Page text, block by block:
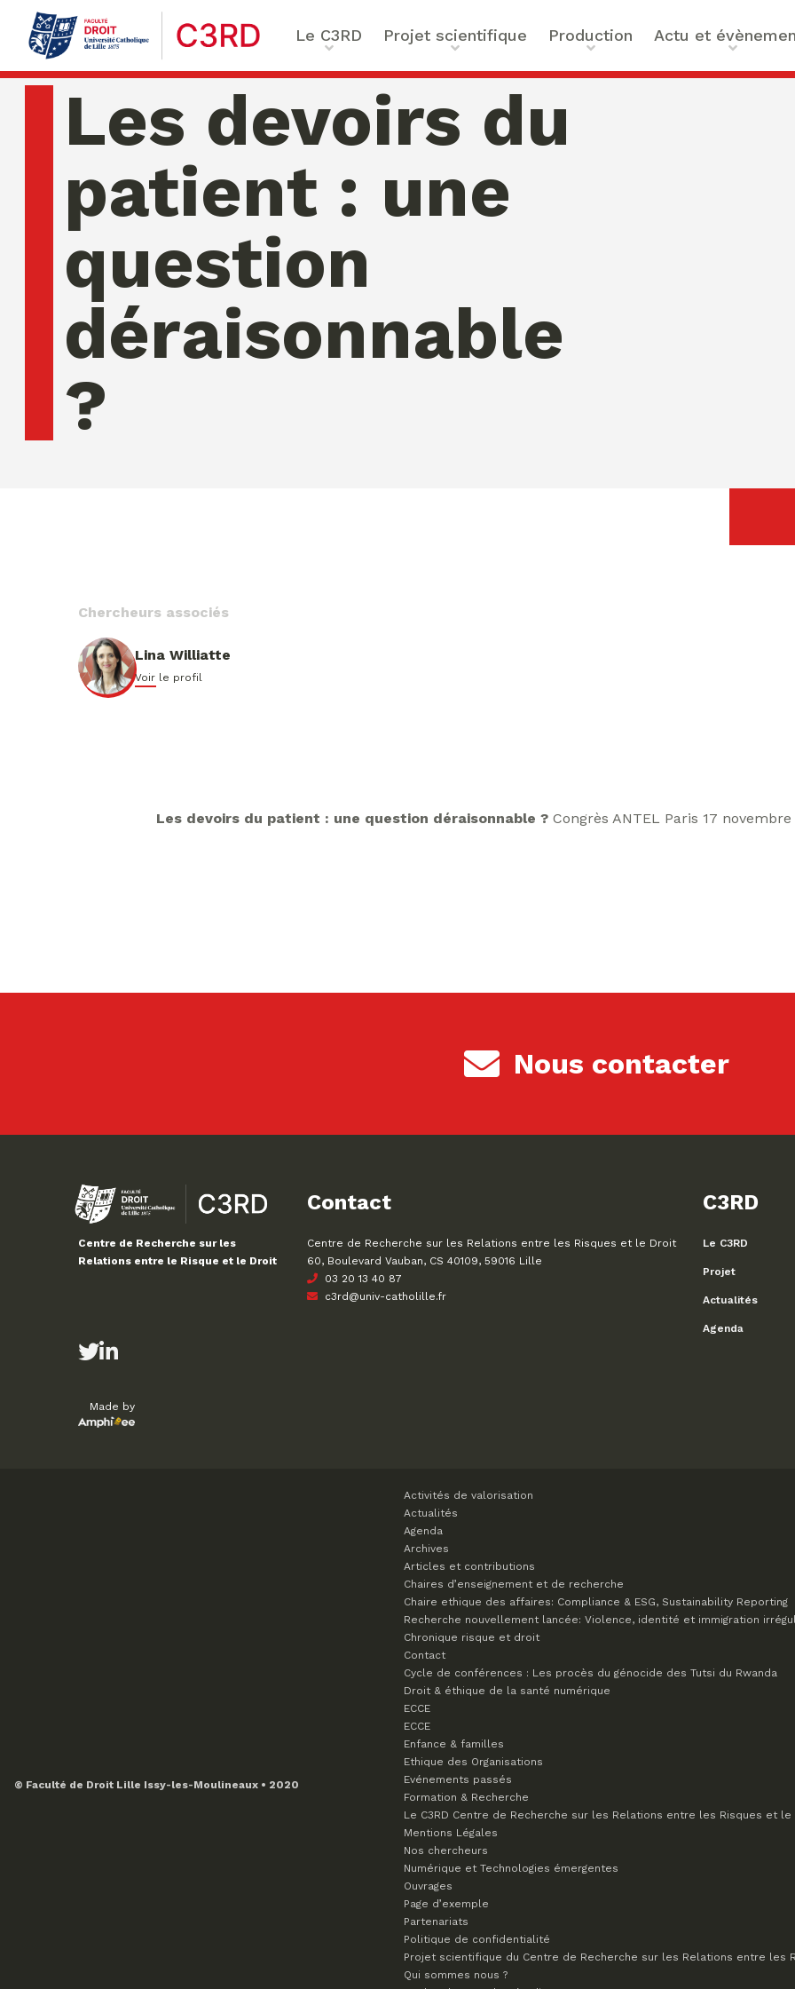
Le C3RD
Qui sommes-nous ?
Nos chercheurs
Chaire Enfance & familles
Chaire Droit & éthique de la santé
numérique
Compliance & ESG, Sustainability
Reporting
Projet scientifique
Le projet scientifique
Vulnérabilités
Sécurité : Approches Critiques et
Ethique des Organisations
Transformation de Normativités
Production
Ouvrages
Articles et contributions
Actu et
Actualités
Les devoirs du
patient : une
question
déraisonnable
?
Chercheurs associés
Lina Williatte
Voir le profil
Les devoirs du patient : une question déraisonnable ? Congrès ANTEL Paris 17 novembre
Nous contacter
Centre de Recherche sur les
Relations entre le Risque et le Droit
Contact
Centre de Recherche sur les Relations entre les Risques et le Droit
60, Boulevard Vauban, CS 40109, 59016 Lille
03 20 13 40 87
c3rd@univ-catholille.fr
C3RD
Le C3RD
Projet
Actualités
Agenda
Made by
© Faculté de Droit Lille Issy-les-Moulineaux • 2020
Activités de valorisation
Actualités
Agenda
Archives
Articles et contributions
Chaires d’enseignement et de recherche
Chaire ethique des affaires: Compliance & ESG, Sustainability Reporting
Recherche nouvellement lancée: Violence, identité et immigration
Chronique risque et droit
Contact
Cycle de conférences : Les procès du génocide des Tutsi du Rwanda
Droit & éthique de la santé numérique
ECCE
ECCE
Enfance & familles
Ethique des Organisations
Evénements passés
Formation & Recherche
Le C3RD Centre de Recherche sur les Relations entre les Risques et le
Mentions Légales
Nos chercheurs
Numérique et Technologies émergentes
Ouvrages
Page d’exemple
Partenariats
Politique de confidentialité
Projet scientifique du Centre de Recherche sur les Relations entre les
Qui sommes nous ?